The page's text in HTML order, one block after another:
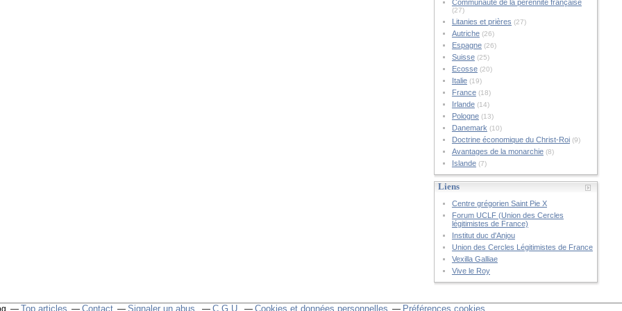
Communauté de la pérennité française
(27)
Litanies et prières (27)
Autriche(26)
Espagne(26)
Suisse(25)
Ecosse(20)
Italie(19)
France(18)
Irlande(14)
Pologne(13)
Danemark (10)
Doctrine économique du Christ-Roi(9)
Avantages de la monarchie(8)
Islande(7)
Liens
Centre grégorien Saint Pie X
Forum UCLF (Union des Cercles
légitimistes de France)
Institut duc d'Anjou
Union des Cercles Légitimistes de France
Vexilla Galliae
Vive le Roy
Top articles Contact Signaler un abus C.G.U. Cookies et données personnelles Préférences cookies